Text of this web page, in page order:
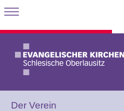
Der Verein